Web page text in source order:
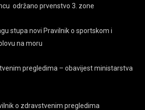
održano prvenstvo 3. zone
stupa novi Pravilnik o sportskom i
na moru
pregledima – obavijest ministarstva
o zdravstvenim pregledima